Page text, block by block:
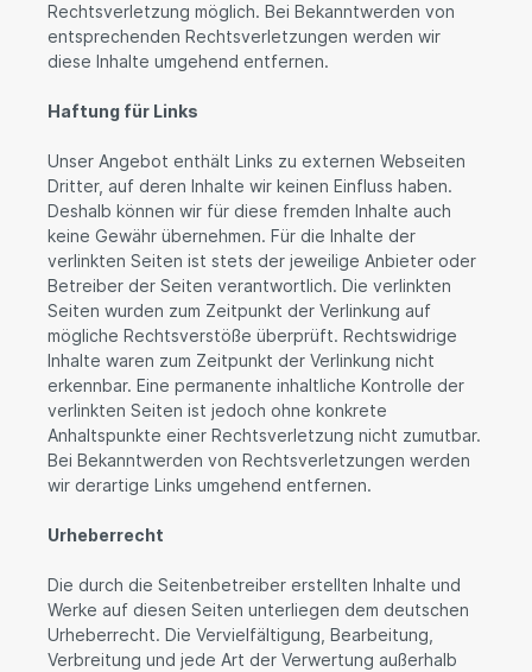
Rechtsverletzung möglich. Bei Bekanntwerden von
entsprechenden Rechtsverletzungen werden wir
diese Inhalte umgehend entfernen.
Haftung für Links
Unser Angebot enthält Links zu externen Webseiten
Dritter, auf deren Inhalte wir keinen Einfluss haben.
Deshalb können wir für diese fremden Inhalte auch
keine Gewähr übernehmen. Für die Inhalte der
verlinkten Seiten ist stets der jeweilige Anbieter oder
Betreiber der Seiten verantwortlich. Die verlinkten
Seiten wurden zum Zeitpunkt der Verlinkung auf
mögliche Rechtsverstöße überprüft. Rechtswidrige
Inhalte waren zum Zeitpunkt der Verlinkung nicht
erkennbar. Eine permanente inhaltliche Kontrolle der
verlinkten Seiten ist jedoch ohne konkrete
Anhaltspunkte einer Rechtsverletzung nicht zumutbar.
Bei Bekanntwerden von Rechtsverletzungen werden
wir derartige Links umgehend entfernen.
Urheberrecht
Die durch die Seitenbetreiber erstellten Inhalte und
Werke auf diesen Seiten unterliegen dem deutschen
Urheberrecht. Die Vervielfältigung, Bearbeitung,
Verbreitung und jede Art der Verwertung außerhalb